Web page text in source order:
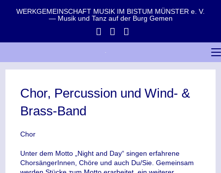
WERKGEMEINSCHAFT MUSIK IM BISTUM MÜNSTER e. V.
— Musik und Tanz auf der Burg Gemen
Chor, Percussion und Wind- &
Brass-Band
Chor
Unter dem Motto „Night and Day“ singen erfahrene
ChorsängerInnen, Chöre und auch Du/Sie. Gemeinsam